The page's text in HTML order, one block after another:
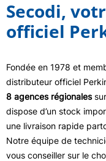
Secodi,
officiel
Fondée en 1978 et
distributeur officiel
8 agences régionales
dispose d’un stock
une livraison rapide
Notre équipe de
vous conseiller sur le